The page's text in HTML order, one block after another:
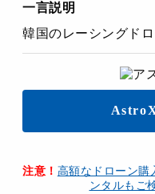
一言説明
韓国のレーシングド
注意！ 高額なドローン購
ンタルもご